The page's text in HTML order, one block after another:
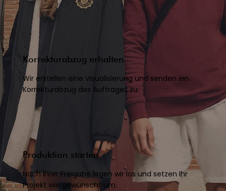
Korrekturabzug erhalten
Wir erstellen eine Visualisierung und senden ein
Korrekturabzug des Auftrages zu.
Produktion starten
Nach Ihrer Freigabe legen wir los und setzen Ihr
Projekt wie gewünscht um.